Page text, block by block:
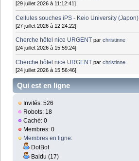
[29 juillet 2026 à 11:12:41]
Cellules souches iPS - Keio University (Japon)
[27 juillet 2026 à 12:24:22]
Cherche hôtel nice URGENT parchristinne
[24 juillet 2026 à 15:59:24]
Cherche hôtel nice URGENT parchristinne
[24 juillet 2026 à 15:56:46]
Qui est en ligne
Invités: 526
Robots: 18
Caché: 0
Membres: 0
Membres en ligne:
DotBot
Baidu (17)